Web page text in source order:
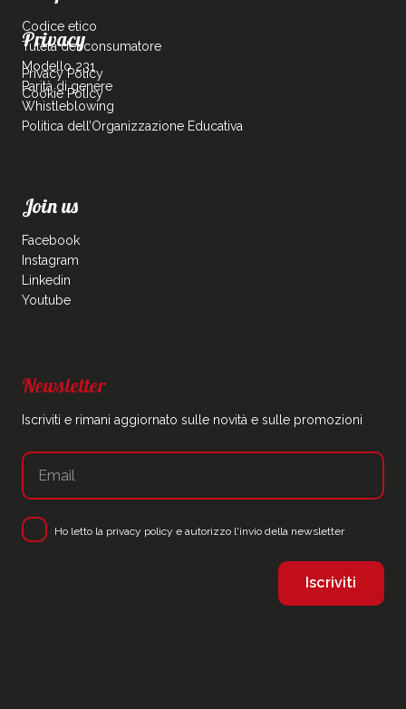
Codice etico
Tutela del consumatore
Modello 231
Parità di genere
Whistleblowing
Politica dell’Organizzazione Educativa
Privacy
Privacy Policy
Cookie Policy
Join us
Facebook
Instagram
Linkedin
Youtube
Newsletter
Iscriviti e rimani aggiornato sulle novità e sulle promozioni
Ho letto la privacy policy e autorizzo l'invio della newsletter